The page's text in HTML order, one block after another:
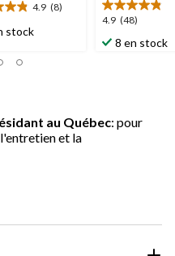
4.9 (8)
stock
4.9 (48)
4.9
étoile(s)
sur
8 en stock
au Québec: pour
et la